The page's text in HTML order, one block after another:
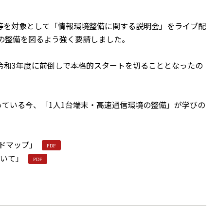
対象として「情報環境整備に関する説明会」をライブ配
備を図るよう強く要請しました。
3年度に前倒しで本格的スタートを切ることとなったの
いる今、「1人1台端末・高速通信環境の整備」が学びの
ップ」
て」